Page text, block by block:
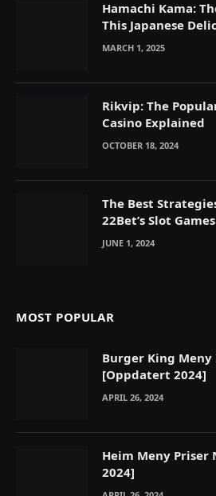
Hamachi Kama:
This Japanese
MARCH 1, 2025
Rikvip: The
Casino Explained
OCTOBER 18, 2024
The Best
22Bet’s Slot Games
JUNE 1, 2024
MOST POPULAR
Burger King Meny
[Oppdatert 2024]
APRIL 26, 2024
Heim Meny Priser
2024]